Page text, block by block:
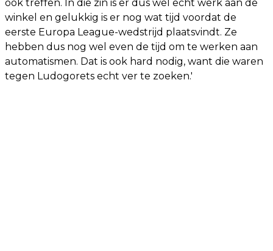
ook treffen. In die zin is er dus wel echt werk aan de
winkel en gelukkig is er nog wat tijd voordat de
eerste Europa League-wedstrijd plaatsvindt. Ze
hebben dus nog wel even de tijd om te werken aan
automatismen. Dat is ook hard nodig, want die waren
tegen Ludogorets echt ver te zoeken.'